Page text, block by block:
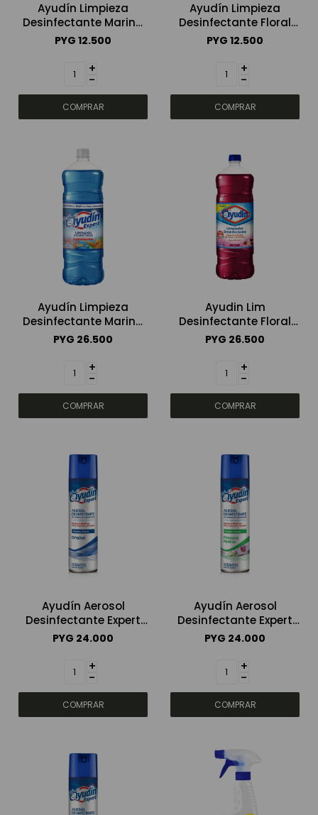
Ayudín Limpieza
Desinfectante Marina
900ml
PYG 12.500
+
-
Ayudín Limpieza
Desinfectante Floral
900ml
PYG 12.500
+
-
Ayudín Limpieza
Desinfectante Marina
1800ml
PYG 26.500
+
-
Ayudin Lim
Desinfectante Floral
1800ml
PYG 26.500
+
-
Ayudín Aerosol
Desinfectante Expert
Original 332ml
PYG 24.000
+
-
Ayudín Aerosol
Desinfectante Expert
Frescura Matinal 332ml
PYG 24.000
+
-